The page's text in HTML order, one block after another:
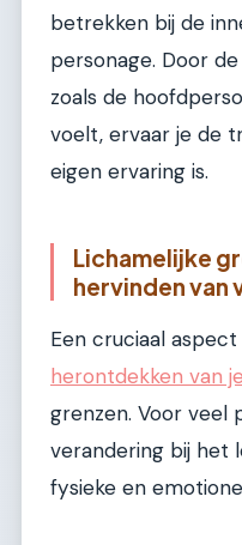
betrekken bij de
personage. Door
zoals de
voelt, ervaar je de
eigen ervaring is.
Lichamelijke
hervinden van
Een cruciaal aspect
herontdekken van
grenzen. Voor veel
verandering bij het
fysieke en